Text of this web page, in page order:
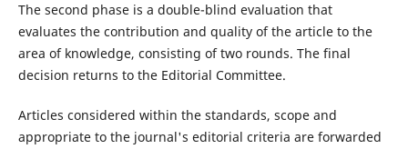
The second phase is a double-blind evaluation that
evaluates the contribution and quality of the article to the
area of knowledge, consisting of two rounds. The final
decision returns to the Editorial Committee.
Articles considered within the standards, scope and
appropriate to the journal's editorial criteria are forwarded